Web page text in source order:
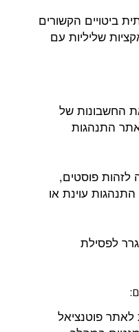
ביטויים הקשורים
שליליות עם
החשבונות של
התנהגות
לזהות פוסטים,
עוינת או
לפסילת
פוטנציאל